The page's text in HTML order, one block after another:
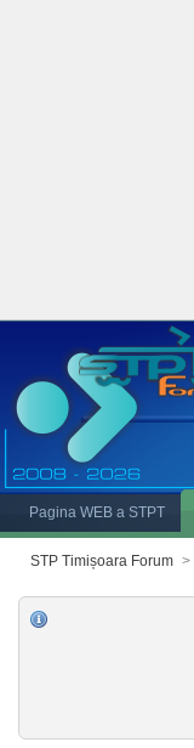
Pagina WEB a STPT
STP Timișoara Forum >